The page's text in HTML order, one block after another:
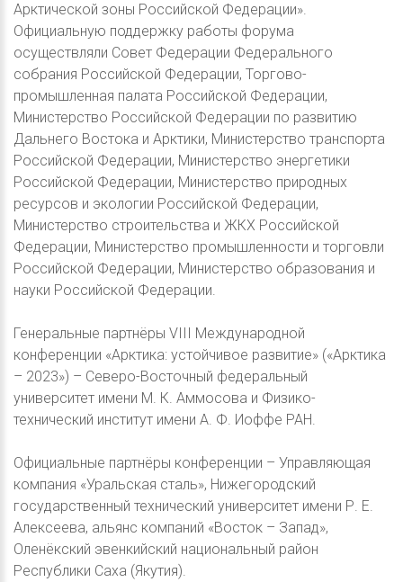
Арктической зоны Российской Федерации».
Официальную поддержку работы форума
осуществляли Совет Федерации Федерального
собрания Российской Федерации, Торгово-
промышленная палата Российской Федерации,
Министерство Российской Федерации по развитию
Дальнего Востока и Арктики, Министерство транспорта
Российской Федерации, Министерство энергетики
Российской Федерации, Министерство природных
ресурсов и экологии Российской Федерации,
Министерство строительства и ЖКХ Российской
Федерации, Министерство промышленности и торговли
Российской Федерации, Министерство образования и
науки Российской Федерации.
Генеральные партнёры VIII Международной
конференции «Арктика: устойчивое развитие» («Арктика
– 2023») – Северо-Восточный федеральный
университет имени М. К. Аммосова и Физико-
технический институт имени А. Ф. Иоффе РАН.
Официальные партнёры конференции – Управляющая
компания «Уральская сталь», Нижегородский
государственный технический университет имени Р. Е.
Алексеева, альянс компаний «Восток – Запад»,
Оленёкский эвенкийский национальный район
Республики Саха (Якутия).